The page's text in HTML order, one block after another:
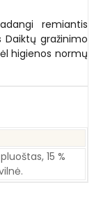
remiantis
gražinimo
higienos normų
15 %